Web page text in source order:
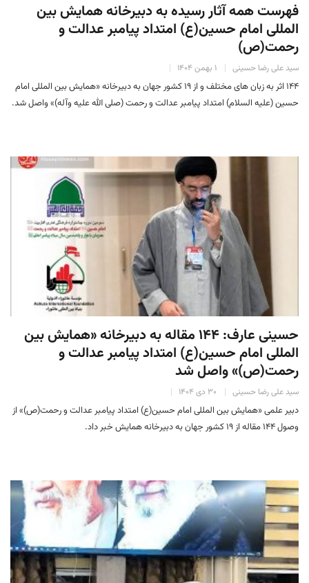
فهرست همه آثار رسیده به دبیرخانه همایش بین
المللی امام حسین(ع) امتداد پیامبر عدالت و
رحمت(ص)
سید علی رضا حسینی ۱ بهمن ۱۴۰۴
۱۴۴ اثر به زبان های مختلف و از ۱۹ کشور جهان به دبیرخانه «همایش بین المللی امام
حسین (علیه السلام) امتداد پیامبر عدالت و رحمت (صلی الله علیه وآله)» واصل شد.
حسینی عارف: ۱۴۴ مقاله به دبیرخانه «همایش بین
المللی امام حسین(ع) امتداد پیامبر عدالت و
رحمت(ص)» واصل شد
سید علی رضا حسینی ۳۰ دی ۱۴۰۴
دبیر علمی «همایش بین المللی امام حسین(ع) امتداد پیامبر عدالت و رحمت(ص)» از
وصول ۱۴۴ مقاله از ۱۹ کشور جهان به دبیرخانه همایش خبر داد.